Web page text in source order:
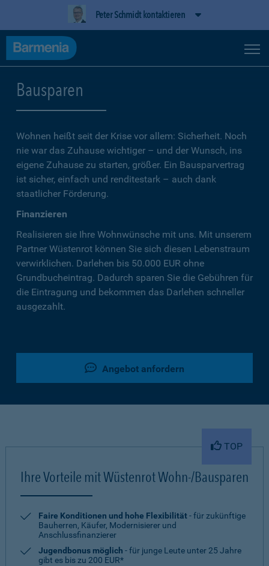
Peter Schmidt kontaktieren
Bausparen
Wohnen heißt seit der Krise vor allem: Sicherheit. Noch
nie war das Zuhause wichtiger – und der Wunsch, ins
eigene Zuhause zu starten, größer. Ein Bausparvertrag
ist sicher, einfach und renditestark – auch dank
staatlicher Förderung.
Finanzieren
Realisieren sie Ihre Wohnwünsche mit uns. Mit unserem
Partner Wüstenrot können Sie sich diesen Lebenstraum
verwirklichen. Darlehen bis 50.000 EUR ohne
Grundbucheintrag. Dadurch sparen Sie die Gebühren für
die Eintragung und bekommen das Darlehen schneller
ausgezahlt.
Angebot anfordern
TOP
Ihre Vorteile mit Wüstenrot Wohn-/Bausparen
Faire Konditionen und hohe Flexibilität- für zukünftige
Bauherren, Käufer, Modernisierer und
Anschlussfinanzierer
Jugendbonus möglich - für junge Leute unter 25 Jahre
gibt es bis zu 200 EUR*